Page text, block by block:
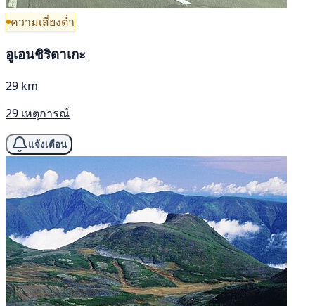
ความเสี่ยงต่ำ
อูเอนชิริดาเกะ
29 km
29 เหตุการณ์
แจ้งเตือน